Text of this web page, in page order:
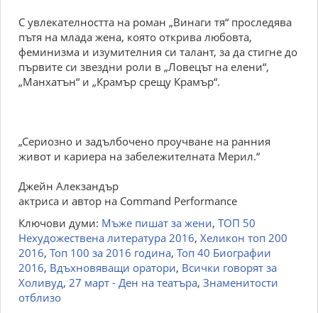
С увлекателността на роман „Винаги тя“ проследява
пътя на млада жена, която открива любовта,
феминизма и изумителния си талант, за да стигне до
първите си звездни роли в „Ловецът на елени“,
„Манхатън“ и „Крамър срещу Крамър“.
„Сериозно и задълбочено проучване на ранния
живот и кариера на забележителната Мерил.“
Джейн Алекзандър
актриса и автор на Command Performance
Ключови думи: Мъже пишат за жени, ТОП 50
Нехудожествена литература 2016, Хеликон топ 200
2016, Топ 100 за 2016 година, Топ 40 Биографии
2016, Вдъхновяващи оратори, Всички говорят за
Холивуд, 27 март - Ден на театъра, Знаменитости
отблизо